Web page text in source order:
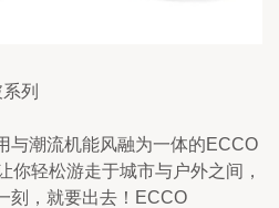
列
与潮流机能风融为一体的ECCO
你轻松游走于城市与户外之间，
刻，就要出去！ECCO